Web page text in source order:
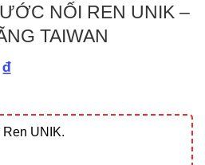
NỐI REN UNIK –
TAIWAN
₫
tại
là:
UNIK.